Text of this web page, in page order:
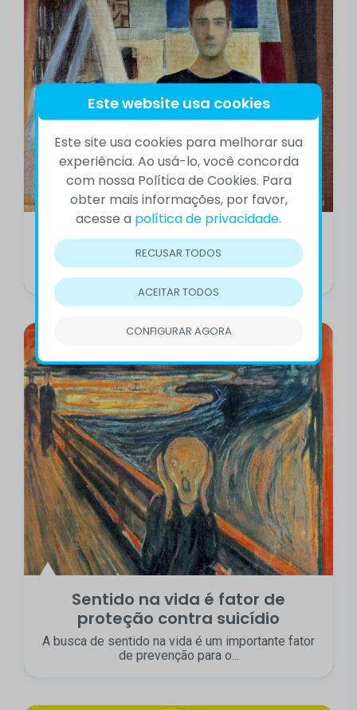
‘Suicídio: a epidemia calada’
O que fazer quando a dor parece insuportável? A
Sentido na vida é fator de
proteção contra suicídio
A busca de sentido na vida é um importante fator
de prevenção para o...
Este website usa cookies
Este site usa cookies para melhorar sua
experiência. Ao usá-lo, você concorda
com nossa Política de Cookies. Para
obter mais informações, por favor,
acesse a política de privacidade.
RECUSAR TODOS
ACEITAR TODOS
CONFIGURAR AGORA